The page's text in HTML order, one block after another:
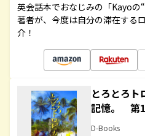
英会話本でおなじみの「Kayoの
著者が、今度は自分の滞在する
介！
とろとろ
記憶。 第
D-Books